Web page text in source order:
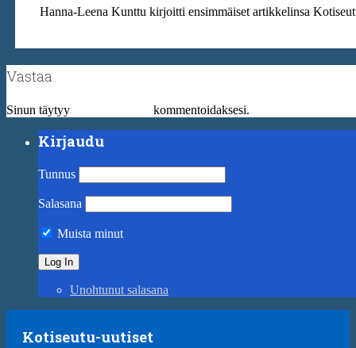
Hanna-Leena Kunttu kirjoitti ensimmäiset artikkelinsa
Vastaa
Sinun täytyy kommentoidaksesi.
Kirjaudu
Tunnus
Salasana
Muista minut
Unohtunut salasana
Kotiseutu-uutiset